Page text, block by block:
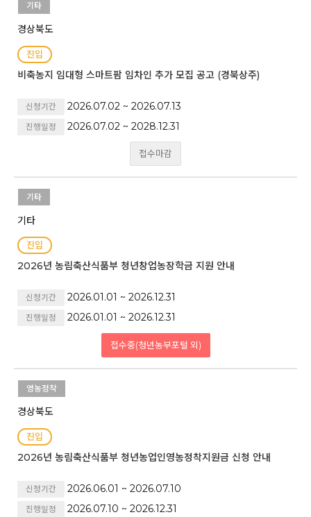
기타
경상북도
진입
비축농지 임대형 스마트팜 임차인 추가 모집 공고 (경북상주)
신청기간 2026.07.02 ~ 2026.07.13
진행일정 2026.07.02 ~ 2028.12.31
접수마감
기타
기타
진입
2026년 농림축산식품부 청년창업농장학금 지원 안내
신청기간 2026.01.01 ~ 2026.12.31
진행일정 2026.01.01 ~ 2026.12.31
접수중(청년농부포털 외)
영농정착
경상북도
진입
2026년 농림축산식품부 청년농업인영농정착지원금 신청 안내
신청기간 2026.06.01 ~ 2026.07.10
진행일정 2026.07.10 ~ 2026.12.31